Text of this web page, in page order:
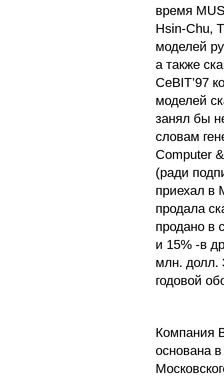
время
Hsin-Chu,
моделей
а также
CeBIT’97
моделей
занял бы
словам
Computer
(ради
приехал в
продала
продано в
и 15% -в
млн. долл.
годовой
Компания
основана в